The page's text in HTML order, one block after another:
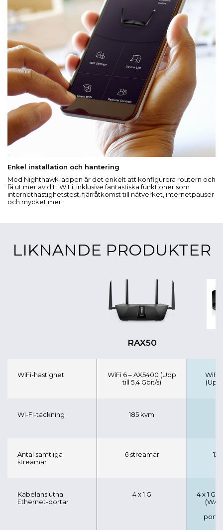
Enkel installation och hantering
Med Nighthawk-appen är det enkelt att konfigurera routern och
få ut mer av ditt WiFi, inklusive fantastiska funktioner som
internethastighetstest, fjärråtkomst till nätverket, internetpauser
och mycket mer.
LIKNANDE PRODUKTER
RAX50
WiFi-hastighet
WiFi 6 – AX5400 (Upp
till 5,4 Gbit/s)
WiFi
(Upp
Wi-Fi-täckning 185 kvm
Antal samtliga
streamar
6 streamar 12
Kabelanslutna
Ethernet-portar
4 x 1 G
4 x 1 G,